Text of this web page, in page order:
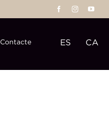
Contacte ES CA